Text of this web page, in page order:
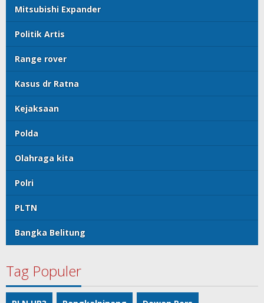
Mitsubishi Expander
Politik Artis
Range rover
Kasus dr Ratna
Kejaksaan
Polda
Olahraga kita
Polri
PLTN
Bangka Belitung
Tag Populer